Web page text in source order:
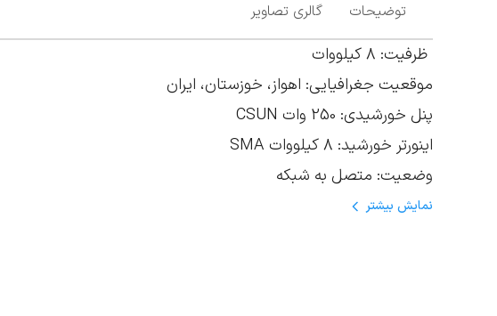
توضیحات گالری تصاویر
ظرفیت: 8 کیلووات
موقعیت جغرافیایی: اهواز، خوزستان، ایران
پنل خورشیدی: 250 وات CSUN
اینورتر خورشید: 8 کیلووات
SMA
وضعیت: متصل به شبکه
نمایش بیشتر